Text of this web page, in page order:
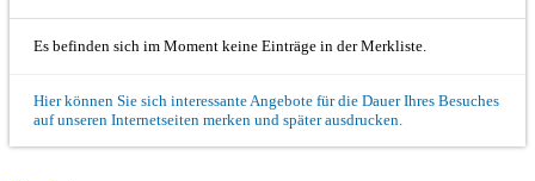
Es befinden sich im Moment keine Einträge in der Merkliste.
Hier können Sie sich interessante Angebote für die Dauer Ihres Besuches
auf unseren Internetseiten merken und später ausdrucken.